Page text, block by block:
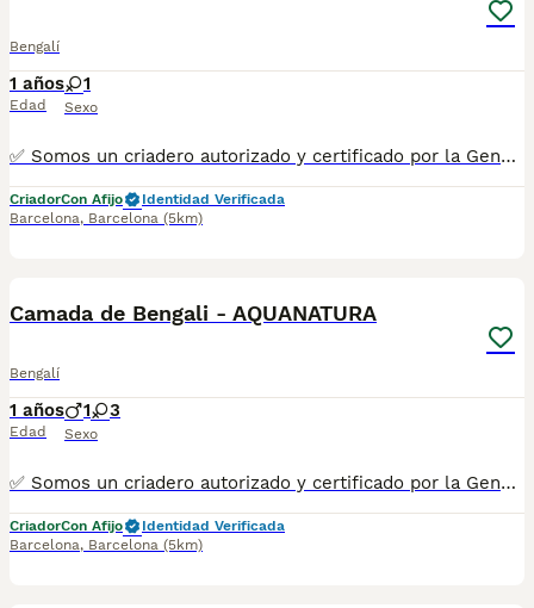
Bengalí
1 años
Edad
1
Sexo
✅ Somos un criadero autorizado y certificado por la Generalitat de Catalunya. ☎️ 933095977 📱 685878504 / 674320847 💻 www.aquanatura.es 🚙 Hacemos envíos 📌 Calle Roger de Flor 45, muy cerca del Arc de Triomf de Barcelona, de Lunes a Sábados, desde las 10h hasta las 20:00h. Se entregan con la mayoría de sus vacunas, desparasitados interna y externamente, con microchip y su registro, cartilla sanitaria y contrato de garantías, bajo la supervisión de nuestro equipo veterinario.
CriadorCon Afijo
Identidad Verificada
Barcelona, Barcelona (5km)
Camada de Bengali - AQUANATURA
Bengalí
1 años
Edad
1 3
Sexo
✅ Somos un criadero autorizado y certificado por la Generalitat de Catalunya. ☎️ 933095977 📱 685878504 / 674320847 💻 www.aquanatura.es 🚙 Hacemos envíos 📌 Calle Roger de Flor 45, muy cerca del Arc de Triomf de Barcelona, de Lunes a Sábados, desde las 10h hasta las 20:00h. Se entregan con la mayoría de sus vacunas, desparasitados interna y externamente, con microchip y su registro, cartilla sanitaria y contrato de garantías, bajo la supervisión de nuestro equipo veterinario.
CriadorCon Afijo
Identidad Verificada
Barcelona, Barcelona (5km)